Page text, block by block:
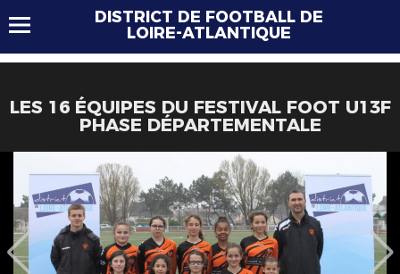
DISTRICT DE FOOTBALL DE
LOIRE-ATLANTIQUE
LES 16 ÉQUIPES DU FESTIVAL FOOT U13F
PHASE DÉPARTEMENTALE